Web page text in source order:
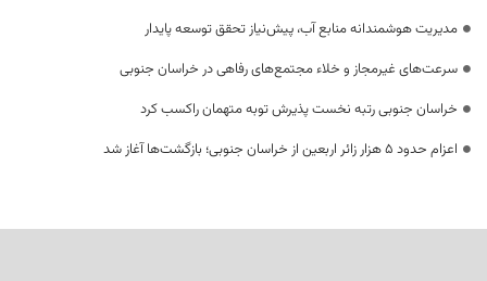
مدیریت هوشمندانه منابع آب، پیش‌نیاز تحقق توسعه پایدار
سرعت‌های غیرمجاز و خلاء مجتمع‌های رفاهی در خراسان جنوبی
خراسان جنوبی رتبه نخست پذیرش توبه متهمان راکسب کرد
اعزام حدود 5 هزار زائر اربعین از خراسان جنوبی؛ بازگشت‌ها آغاز شد